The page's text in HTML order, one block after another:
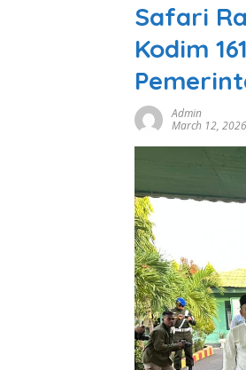
Safari
Kodim
Admin
March 12, 2026